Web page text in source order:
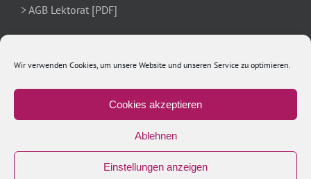
Wir verwenden Cookies, um unsere Website und unseren Service zu optimieren.
Cookies akzeptieren
Ablehnen
Einstellungen anzeigen
> AGB Lektorat [PDF]
Copyright 2020 Ulrike Schächer | All Rights Reserved